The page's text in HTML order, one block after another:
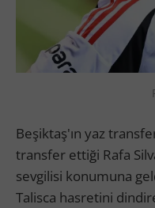
Beşiktaş'ın yaz
transfer ettiği Rafa
sevgilisi konumuna
Talisca hasretini